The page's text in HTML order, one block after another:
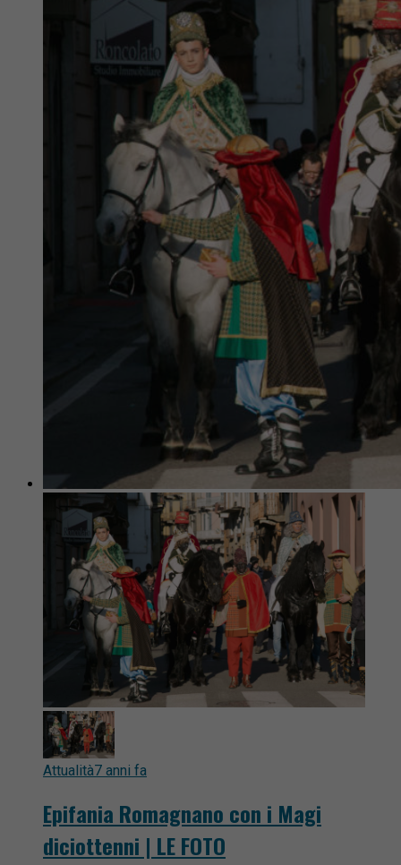
Attualità7 anni fa
Epifania Romagnano con i Magi
diciottenni | LE FOTO